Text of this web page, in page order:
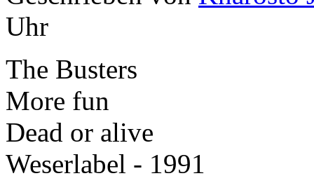
Uhr
The Busters
More fun
Dead or alive
Weserlabel - 1991